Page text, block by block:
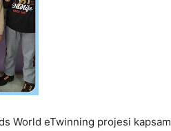
World eTwinning projesi